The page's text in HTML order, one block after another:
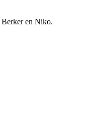
Berker en Niko.